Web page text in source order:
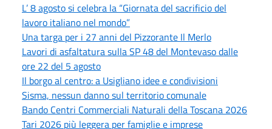
L’ 8 agosto si celebra la “Giornata del sacrificio del
lavoro italiano nel mondo”
Una targa per i 27 anni del Pizzorante Il Merlo
Lavori di asfaltatura sulla SP 48 del Montevaso dalle
ore 22 del 5 agosto
Il borgo al centro: a Usigliano idee e condivisioni
Sisma, nessun danno sul territorio comunale
Bando Centri Commerciali Naturali della Toscana 2026
Tari 2026 più leggera per famiglie e imprese